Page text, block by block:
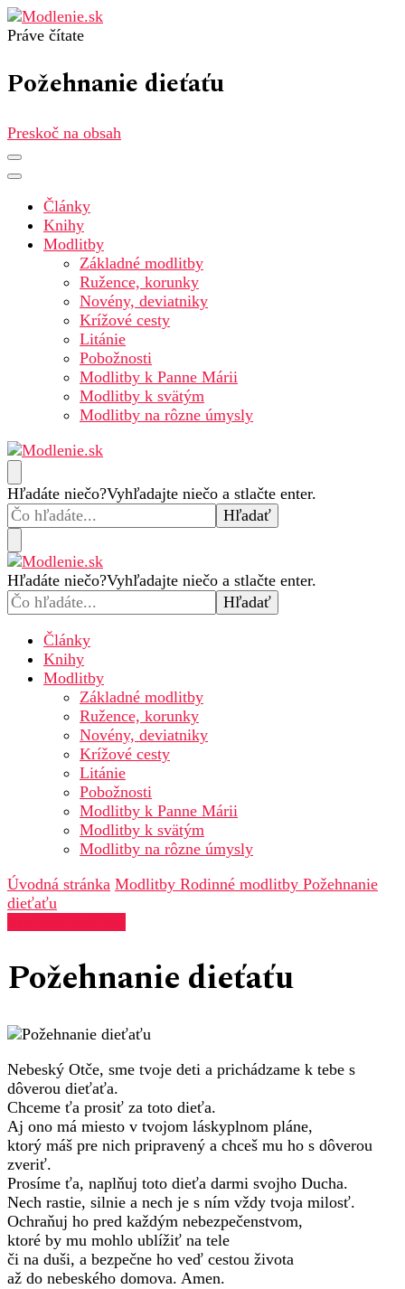
Práve čítate
Požehnanie dieťaťu
Preskoč na obsah
Články
Knihy
Modlitby
Základné modlitby
Ružence, korunky
Novény, deviatniky
Krížové cesty
Litánie
Pobožnosti
Modlitby k Panne Márii
Modlitby k svätým
Modlitby na rôzne úmysly
Modlenie.sk – modlitba online
Hľadáte niečo?Vyhľadajte niečo a stlačte enter.
Modlenie.sk – modlitba online
Hľadáte niečo?Vyhľadajte niečo a stlačte enter.
Články
Knihy
Modlitby
Základné modlitby
Ružence, korunky
Novény, deviatniky
Krížové cesty
Litánie
Pobožnosti
Modlitby k Panne Márii
Modlitby k svätým
Modlitby na rôzne úmysly
Úvodná stránka Modlitby Rodinné modlitby Požehnanie
dieťaťu
Požehnanie dieťaťu
Nebeský Otče, sme tvoje deti a prichádzame k tebe s
dôverou dieťaťa.
Chceme ťa prosiť za toto dieťa.
Aj ono má miesto v tvojom láskyplnom pláne,
ktorý máš pre nich pripravený a chceš mu ho s dôverou
zveriť.
Prosíme ťa, naplňuj toto dieťa darmi svojho Ducha.
Nech rastie, silnie a nech je s ním vždy tvoja milosť.
Ochraňuj ho pred každým nebezpečenstvom,
ktoré by mu mohlo ublížiť na tele
či na duši, a bezpečne ho veď cestou života
až do nebeského domova. Amen.